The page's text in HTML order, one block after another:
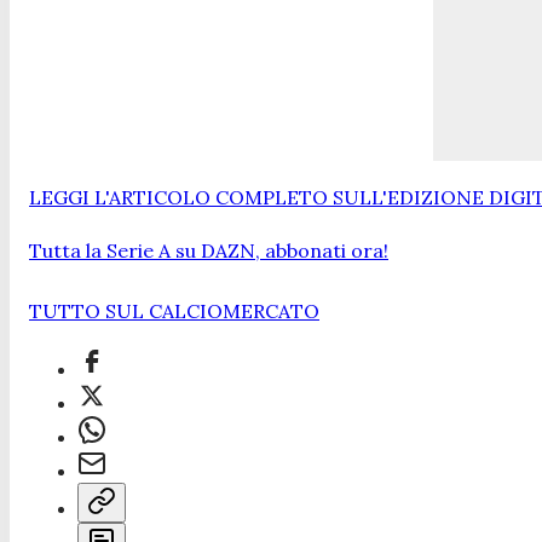
LEGGI L'ARTICOLO COMPLETO SULL'EDIZIONE
Tutta la Serie A su DAZN, abbonati ora!
TUTTO SUL CALCIOMERCATO